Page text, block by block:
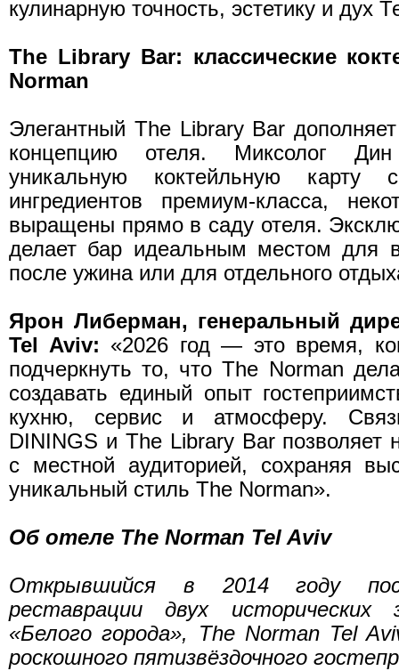
кулинарную точность, эстетику и дух
The Library Bar: классические
Norman
Элегантный The Library Bar
концепцию отеля. Миксолог
уникальную коктейльную карту
ингредиентов премиум-класса,
выращены прямо в саду отеля.
делает бар идеальным местом для
после ужина или для отдельного
Ярон Либерман, генеральный
Tel Aviv: «2026 год — это время,
подчеркнуть то, что The Norman
создавать единый опыт
кухню, сервис и атмосферу.
DININGS и The Library Bar позволяет
с местной аудиторией, сохраняя
уникальный стиль The Norman».
Об отеле The Norman Tel Aviv
Открывшийся в 2014 году
реставрации двух
«Белого города», The Norman Tel
роскошного пятизвёздочного